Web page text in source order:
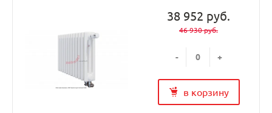
38 952 руб.
46 930 руб.
- +
в корзину